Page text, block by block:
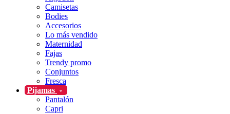
Camisetas
Bodies
Accesorios
Lo más vendido
Maternidad
Fajas
Trendy promo
Conjuntos
Fresca
Pijamas
Pantalón
Capri